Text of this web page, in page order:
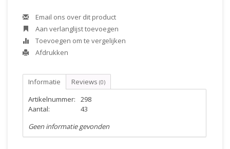
Email ons over dit product
Aan verlanglijst toevoegen
Toevoegen om te vergelijken
Afdrukken
Informatie Reviews (0)
Artikelnummer:
298
Aantal:
43
Geen informatie gevonden